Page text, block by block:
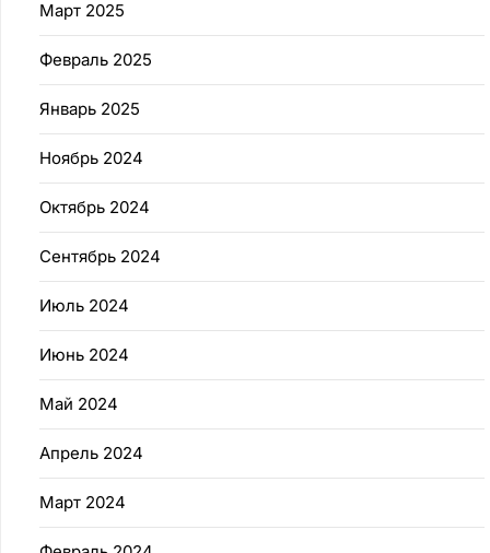
Март 2025
Февраль 2025
Январь 2025
Ноябрь 2024
Октябрь 2024
Сентябрь 2024
Июль 2024
Июнь 2024
Май 2024
Апрель 2024
Март 2024